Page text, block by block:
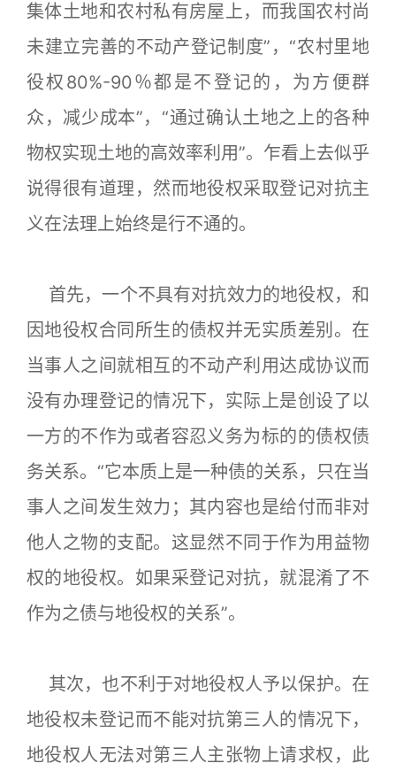
集体土地和农村私有房屋上，而我国农村尚
未建立完善的不动产登记制度”，“农村里地
役权80%-90％都是不登记的，为方便群
众，减少成本”，“通过确认土地之上的各种
物权实现土地的高效率利用”。乍看上去似乎
说得很有道理，然而地役权采取登记对抗主
义在法理上始终是行不通的。
首先，一个不具有对抗效力的地役权，和
因地役权合同所生的债权并无实质差别。在
当事人之间就相互的不动产利用达成协议而
没有办理登记的情况下，实际上是创设了以
一方的不作为或者容忍义务为标的的债权债
务关系。“它本质上是一种债的关系，只在当
事人之间发生效力；其内容也是给付而非对
他人之物的支配。这显然不同于作为用益物
权的地役权。如果采登记对抗，就混淆了不
作为之债与地役权的关系”。
其次，也不利于对地役权人予以保护。在
地役权未登记而不能对抗第三人的情况下，
地役权人无法对第三人主张物上请求权，此